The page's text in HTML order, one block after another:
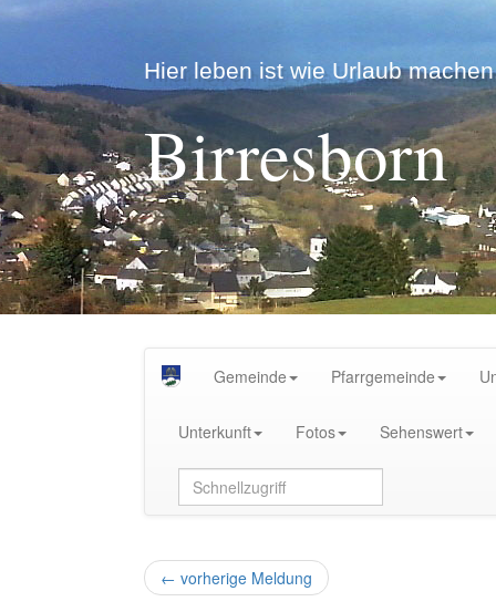
Hier leben ist wie Urlaub
Birresborn
Gemeinde Pfarrgemeinde
Unterkunft Fotos Sehenswert
← vorherige Meldung